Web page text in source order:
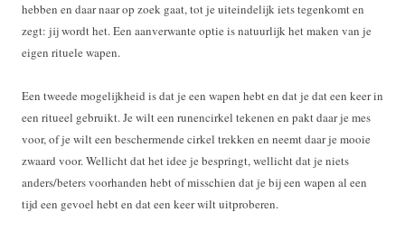
hebben en daar naar op zoek gaat, tot je uiteindelijk iets tegenkomt en
zegt: jij wordt het. Een aanverwante optie is natuurlijk het maken van je
eigen rituele wapen.
Een tweede mogelijkheid is dat je een wapen hebt en dat je dat een keer in
een ritueel gebruikt. Je wilt een runencirkel tekenen en pakt daar je mes
voor, of je wilt een beschermende cirkel trekken en neemt daar je mooie
zwaard voor. Wellicht dat het idee je bespringt, wellicht dat je niets
anders/beters voorhanden hebt of misschien dat je bij een wapen al een
tijd een gevoel hebt en dat een keer wilt uitproberen.